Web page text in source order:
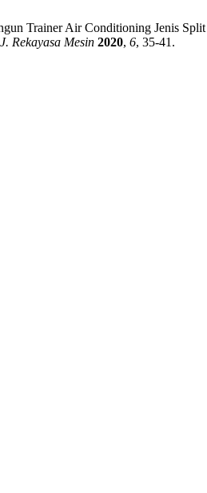
Trainer Air Conditioning Jenis
J. Rekayasa Mesin 2020, 6, 35-41.